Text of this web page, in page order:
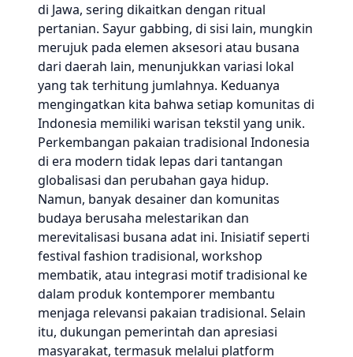
di Jawa, sering dikaitkan dengan ritual
pertanian. Sayur gabbing, di sisi lain, mungkin
merujuk pada elemen aksesori atau busana
dari daerah lain, menunjukkan variasi lokal
yang tak terhitung jumlahnya. Keduanya
mengingatkan kita bahwa setiap komunitas di
Indonesia memiliki warisan tekstil yang unik.
Perkembangan pakaian tradisional Indonesia
di era modern tidak lepas dari tantangan
globalisasi dan perubahan gaya hidup.
Namun, banyak desainer dan komunitas
budaya berusaha melestarikan dan
merevitalisasi busana adat ini. Inisiatif seperti
festival fashion tradisional, workshop
membatik, atau integrasi motif tradisional ke
dalam produk kontemporer membantu
menjaga relevansi pakaian tradisional. Selain
itu, dukungan pemerintah dan apresiasi
masyarakat, termasuk melalui platform